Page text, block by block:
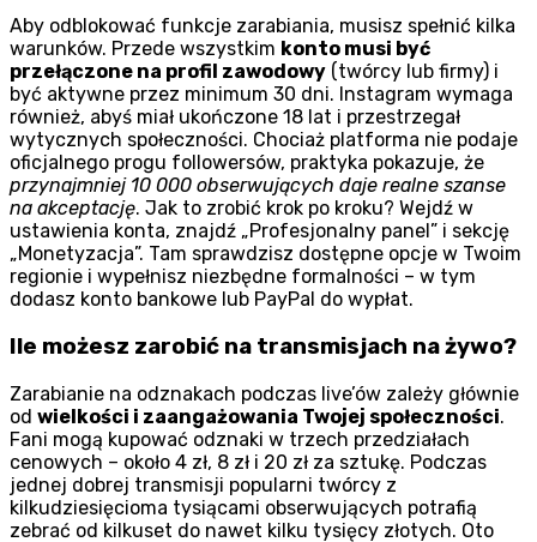
Aby odblokować funkcje zarabiania, musisz spełnić kilka
warunków. Przede wszystkim konto musi być
przełączone na profil zawodowy (twórcy lub firmy) i
być aktywne przez minimum 30 dni. Instagram wymaga
również, abyś miał ukończone 18 lat i przestrzegał
wytycznych społeczności. Chociaż platforma nie podaje
oficjalnego progu followersów, praktyka pokazuje, że
przynajmniej 10 000 obserwujących daje realne szanse
na akceptację. Jak to zrobić krok po kroku? Wejdź w
ustawienia konta, znajdź „Profesjonalny panel” i sekcję
„Monetyzacja”. Tam sprawdzisz dostępne opcje w Twoim
regionie i wypełnisz niezbędne formalności – w tym
dodasz konto bankowe lub PayPal do wypłat.
Ile możesz zarobić na transmisjach na żywo?
Zarabianie na odznakach podczas live’ów zależy głównie
od wielkości i zaangażowania Twojej społeczności.
Fani mogą kupować odznaki w trzech przedziałach
cenowych – około 4 zł, 8 zł i 20 zł za sztukę. Podczas
jednej dobrej transmisji popularni twórcy z
kilkudziesięcioma tysiącami obserwujących potrafią
zebrać od kilkuset do nawet kilku tysięcy złotych. Oto